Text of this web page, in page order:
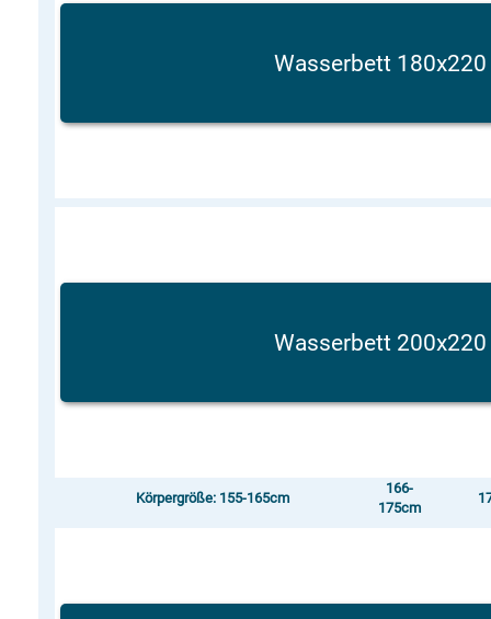
Wasserbett
Wasserbett
Körpergröße: 155-165cm
166-
175cm